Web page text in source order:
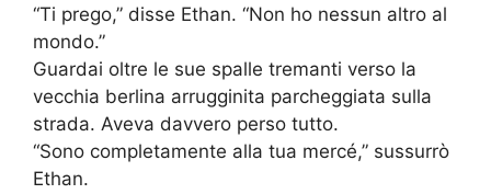
“Ti prego,” disse Ethan. “Non ho nessun altro al
mondo.”
Guardai oltre le sue spalle tremanti verso la
vecchia berlina arrugginita parcheggiata sulla
strada. Aveva davvero perso tutto.
“Sono completamente alla tua mercé,” sussurrò
Ethan.